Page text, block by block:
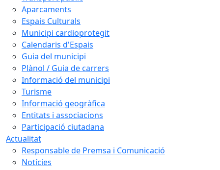
Aparcaments
Espais Culturals
Municipi cardioprotegit
Calendaris d'Espais
Guia del municipi
Plànol / Guia de carrers
Informació del municipi
Turisme
Informació geogràfica
Entitats i associacions
Participació ciutadana
Actualitat
Responsable de Premsa i Comunicació
Notícies